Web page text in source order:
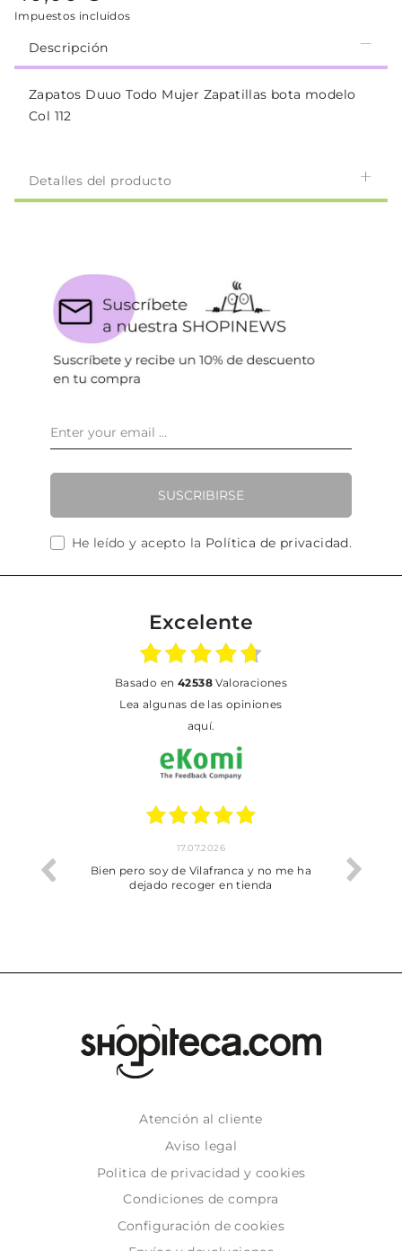
Impuestos incluidos
Descripción
Zapatos Duuo Todo Mujer Zapatillas bota modelo
Col 112
Detalles del producto
SUSCRIBIRSE
He leído y acepto la Política de privacidad.
Excelente
basado en 42538Valoraciones
Lea algunas de las opiniones
aquí.
trobat
17.07.2026
Bien pero soy de Vilafranca y no me ha
dejado recoger en tienda
Atención al cliente
Aviso legal
Politica de privacidad y cookies
Condiciones de compra
Configuración de cookies